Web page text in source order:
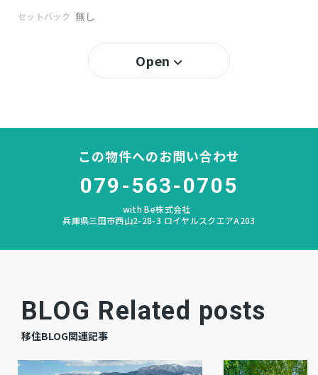
セットバック 無し
あり
宅地
更地
下水道 公共
ガス 都市ガス
Open
この物件へのお問い合わせ
079-563-0705
with Be株式会社
兵庫県三田市西山2-28-3 ロイヤルスクエアA203
BLOG Related posts
移住BLOG関連記事